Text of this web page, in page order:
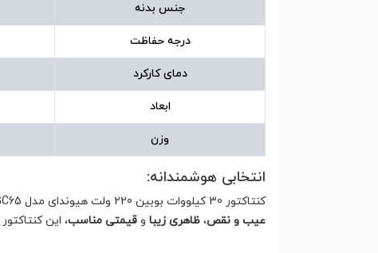
جنس بدنه
درجه حفاظت
دمای کارکرد
ابعاد
وزن
انتخابی هوشمندانه:
کنتاکتور 30 کیلووات بوبین 220 ولت هیوندای مدل HGC65 با
عیب و نقص، ظاهری زیباو قیمتی مناسب، این